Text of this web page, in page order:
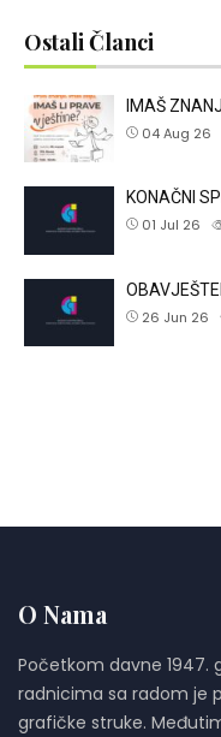
Ostali Članci
IMAŠ
04 Aug 26
KONAČNI
01 Jul 26
26 Jun 26
O Nama
Početkom davne 1947.
radnicima sa radom je
grafičke struke.